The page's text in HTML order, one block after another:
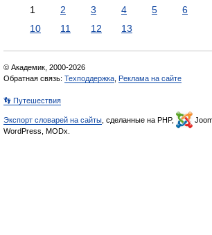
1 2 3 4 5 6
10
11 12 13
© Академик, 2000-2026
Обратная связь: Техподдержка Реклама на сайте
👣 Путешествия
Экспорт словарей на сайты , сделанные на PHP,
WordPress, MODx.